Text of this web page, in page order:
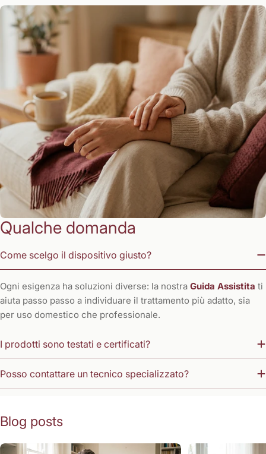
Qualche domanda
Come scelgo il dispositivo giusto?
Ogni esigenza ha soluzioni diverse: la nostra Guida Assistita ti
aiuta passo passo a individuare il trattamento più adatto, sia
per uso domestico che professionale.
I prodotti sono testati e certificati?
Posso contattare un tecnico specializzato?
Blog posts